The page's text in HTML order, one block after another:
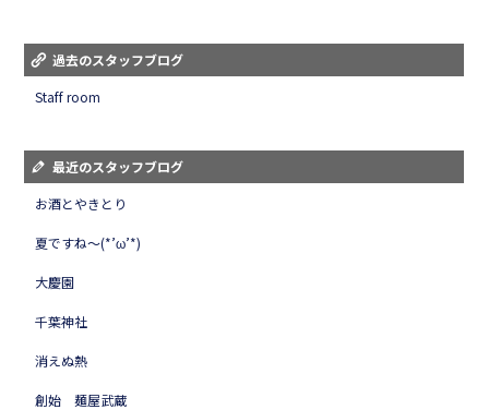
過去のスタッフブログ
Staff room
最近のスタッフブログ
お酒とやきとり
夏ですね～(*’ω’*)
大慶園
千葉神社
消えぬ熱
創始 麺屋武蔵